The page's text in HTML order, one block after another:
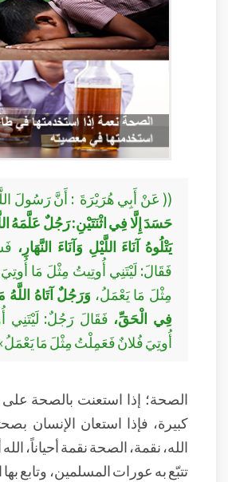
(( عَنْ أَبِي هُرَيْرَةَ : أَنَّ رَسُولَ
حَسَدَ إِلَّا فِي اثْنَتَيْنِ: رَجُلٌ عَلَّمَهُ
يَتْلُوهُ آنَاءَ اللَّيْلِ وَآنَاءَ النَّهَارِ،
فَقَالَ: لَيْتَنِي أُوتِيتُ مِثْلَ مَا
مِثْلَ مَا يَعْمَلُ، وَرَجُلٌ آتَاهُ اللَّهُ
فِي الْحَقِّ، فَقَالَ رَجُلٌ: لَيْتَنِي
أُوتِيَ فُلانٌ فَعَمِلْتُ مِثْلَ مَا
الصحة؛ إذا استعنت بالصحة على
كبيرة، فإذا استعان الإنسان
الله، نقمة، الصحة نقمة أحياناً،
تتبّع به عورات المسلمين، وتابع بها